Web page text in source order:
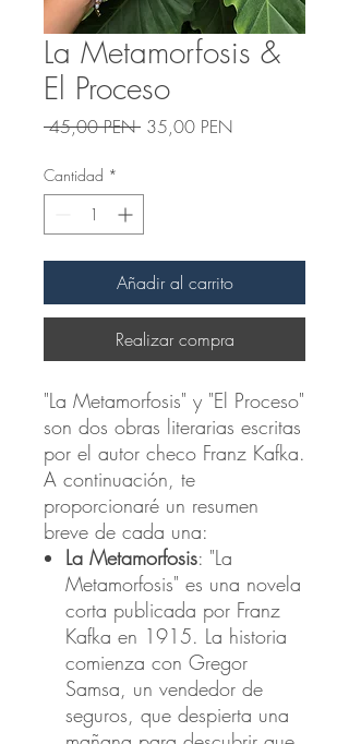
La Metamorfosis &
El Proceso
45,00 PEN Precio
35,00 PENPrecio
Cantidad *
Añadir al carrito
Realizar compra
"La Metamorfosis" y "El Proceso"
son dos obras literarias escritas
por el autor checo Franz Kafka.
A continuación, te
proporcionaré un resumen
breve de cada una:
La Metamorfosis: "La
Metamorfosis" es una novela
corta publicada por Franz
Kafka en 1915. La historia
comienza con Gregor
Samsa, un vendedor de
seguros, que despierta una